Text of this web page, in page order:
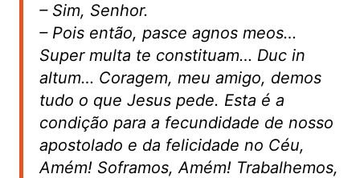
– Sim, Senhor.
– Pois então, pasce agnos meos…
Super multa te constituam… Duc in
altum… Coragem, meu amigo, demos
tudo o que Jesus pede. Esta é a
condição para a fecundidade de nosso
apostolado e da felicidade no Céu,
Amém! Soframos, Amém! Trabalhemos,